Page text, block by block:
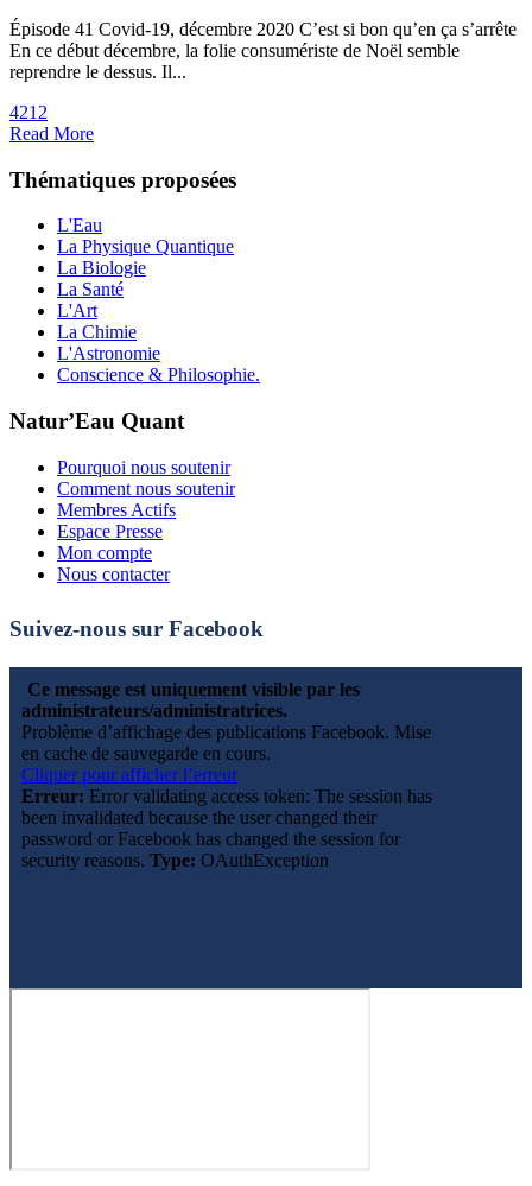
Épisode 41 Covid-19, décembre 2020 C’est si bon qu’en ça s’arrête
En ce début décembre, la folie consumériste de Noël semble
reprendre le dessus. Il...
4212
Read More
Thématiques proposées
L'Eau
La Physique Quantique
La Biologie
La Santé
L'Art
La Chimie
L'Astronomie
Conscience & Philosophie.
Natur’Eau Quant
Pourquoi nous soutenir
Comment nous soutenir
Membres Actifs
Espace Presse
Mon compte
Nous contacter
Suivez-nous sur Facebook
Ce message est uniquement visible par les
administrateurs/administratrices.
Problème d’affichage des publications Facebook. Mise
en cache de sauvegarde en cours.
Cliquer pour afficher l’erreur
Erreur: Error validating access token: The session has
been invalidated because the user changed their
password or Facebook has changed the session for
security reasons. Type: OAuthException